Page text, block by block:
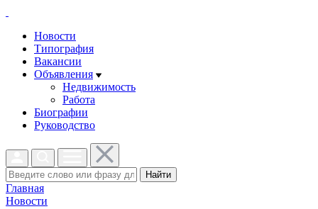
Новости
Типография
Вакансии
Объявления
Недвижимость
Работа
Биографии
Руководство
Найти
Главная
Новости